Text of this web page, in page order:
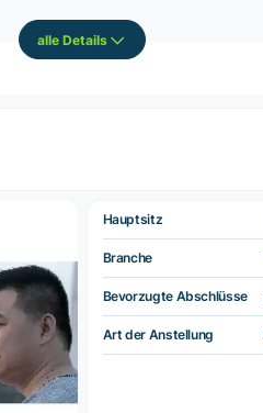
alle Details
Hauptsitz
Branche
Bevorzugte Abschlüsse
Art der Anstellung